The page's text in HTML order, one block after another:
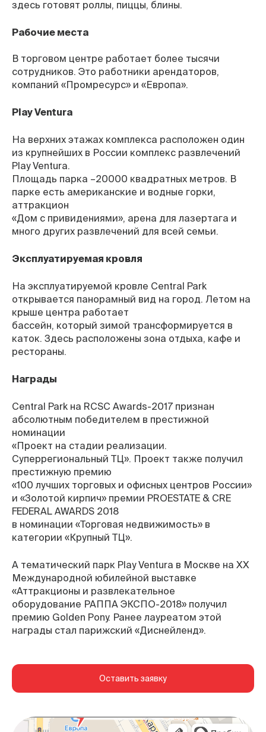
здесь готовят роллы, пиццы, блины.
Рабочие места
В торговом центре работает более тысячи
сотрудников. Это работники арендаторов,
компаний «Промресурс» и «Европа».
Play Ventura
На верхних этажах комплекса расположен один
из крупнейших в России комплекс развлечений
Play Ventura.
Площадь парка –20000 квадратных метров. В
парке есть американские и водные горки,
аттракцион
«Дом с привидениями», арена для лазертага и
много других развлечений для всей семьи.
Эксплуатируемая кровля
На эксплуатируемой кровле Central Park
открывается панорамный вид на город. Летом на
крыше центра работает
бассейн, который зимой трансформируется в
каток. Здесь расположены зона отдыха, кафе и
рестораны.
Награды
Central Park на RCSC Awards-2017 признан
абсолютным победителем в престижной
номинации
«Проект на стадии реализации.
Суперрегиональный ТЦ». Проект также получил
престижную премию
«100 лучших торговых и офисных центров России»
и «Золотой кирпич» премии PROESTATE & CRE
FEDERAL AWARDS 2018
в номинации «Торговая недвижимость» в
категории «Крупный ТЦ».
А тематический парк Play Ventura в Москве на XX
Международной юбилейной выставке
«Аттракционы и развлекательное
оборудование РАППА ЭКСПО-2018» получил
премию Golden Pony. Ранее лауреатом этой
награды стал парижский «Диснейленд».
Оставить заявку
Курск